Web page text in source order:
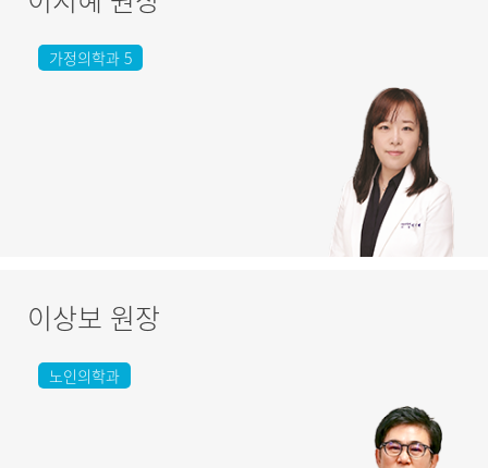
가정의학과 5
이상보 원장
노인의학과